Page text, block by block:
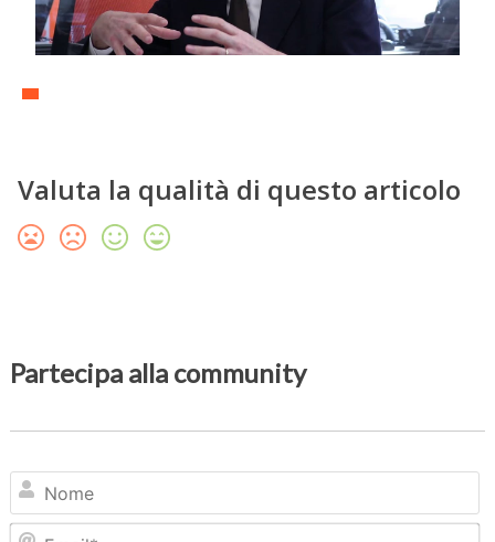
Valuta la qualità di questo articolo
Partecipa alla community